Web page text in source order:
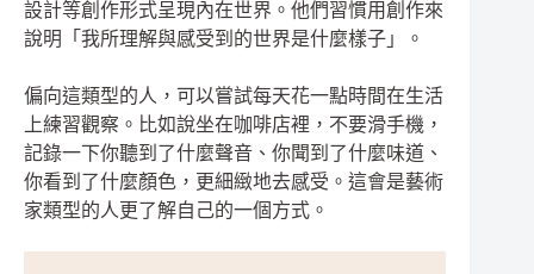
設計等創作形式呈現內在世界。他們習慣用創作來
說明「我所理解與感受到的世界是什麼樣子」。
偏向這類型的人，可以嘗試每天花一點時間在生活
上練習觀察。比如說坐在咖啡店裡，不要滑手機，
記錄一下你聽到了什麼聲音、你聞到了什麼味道、
你看到了什麼顏色，更細緻地去感受。這會是藝術
家類型的人更了解自己的一個方式。